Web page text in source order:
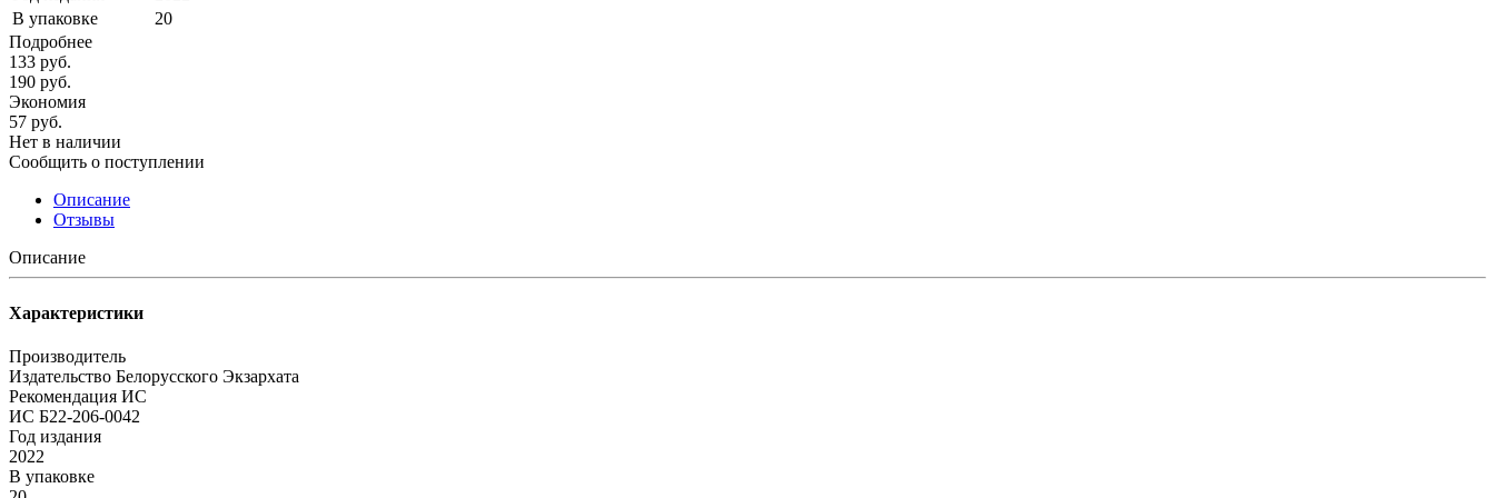
В упаковке
20
Подробнее
133 руб.
190 руб.
Экономия
57 руб.
Нет в наличии
Сообщить о поступлении
Описание
Отзывы
Описание
Характеристики
Производитель
Издательство Белорусского Экзархата
Рекомендация ИС
ИС Б22-206-0042
Год издания
2022
В упаковке